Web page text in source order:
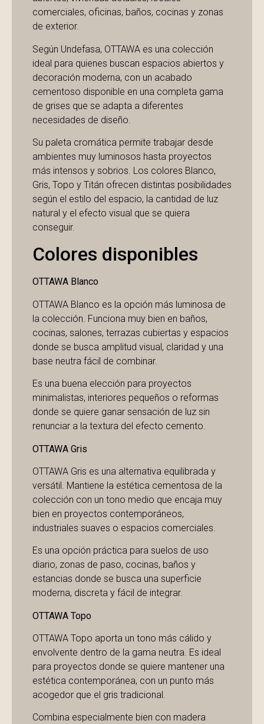
comerciales, oficinas, baños, cocinas y zonas
de exterior.
Según Undefasa, OTTAWA es una colección
ideal para quienes buscan espacios abiertos y
decoración moderna, con un acabado
cementoso disponible en una completa gama
de grises que se adapta a diferentes
necesidades de diseño.
Su paleta cromática permite trabajar desde
ambientes muy luminosos hasta proyectos
más intensos y sobrios. Los colores Blanco,
Gris, Topo y Titán ofrecen distintas posibilidades
según el estilo del espacio, la cantidad de luz
natural y el efecto visual que se quiera
conseguir.
Colores disponibles
OTTAWA Blanco
OTTAWA Blanco es la opción más luminosa de
la colección. Funciona muy bien en baños,
cocinas, salones, terrazas cubiertas y espacios
donde se busca amplitud visual, claridad y una
base neutra fácil de combinar.
Es una buena elección para proyectos
minimalistas, interiores pequeños o reformas
donde se quiere ganar sensación de luz sin
renunciar a la textura del efecto cemento.
OTTAWA Gris
OTTAWA Gris es una alternativa equilibrada y
versátil. Mantiene la estética cementosa de la
colección con un tono medio que encaja muy
bien en proyectos contemporáneos,
industriales suaves o espacios comerciales.
Es una opción práctica para suelos de uso
diario, zonas de paso, cocinas, baños y
estancias donde se busca una superficie
moderna, discreta y fácil de integrar.
OTTAWA Topo
OTTAWA Topo aporta un tono más cálido y
envolvente dentro de la gama neutra. Es ideal
para proyectos donde se quiere mantener una
estética contemporánea, con un punto más
acogedor que el gris tradicional.
Combina especialmente bien con madera